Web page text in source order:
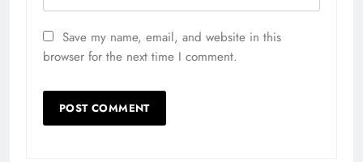
Save my name, email, and website in this
browser for the next time I comment.